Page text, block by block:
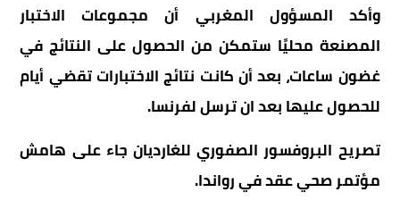
وأكد المسؤول المغربي أن مجموعات الاختبار
المصنعة محليًا ستمكن من الحصول على النتائج في
غضون ساعات، بعد أن كانت نتائج الاختبارات تقضي أيام
للحصول عليها بعد ان ترسل لفرنسا.
تصريح البروفسور الصفوري للغارديان جاء على هامش
مؤتمر صحي عقد في رواندا.